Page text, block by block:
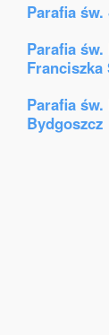
Parafia
Parafia
Franciszka
Parafia
Bydgoszcz